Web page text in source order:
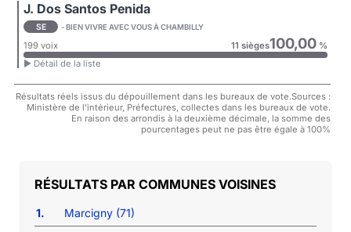
J. Dos Santos Penida
SE - BIEN VIVRE AVEC VOUS À CHAMBILLY
199 voix 11 sièges100,00%
► Détail de la liste
Résultats réels issus du dépouillement dans les bureaux de vote.Sources :
Ministère de l'intérieur, Préfectures, collectes dans les bureaux de vote.
En raison des arrondis à la deuxième décimale, la somme des
pourcentages peut ne pas être égale à 100%
COMMUNES VOISINES
1.
Marcigny (71)